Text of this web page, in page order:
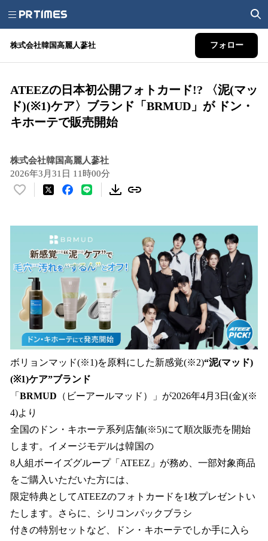
株式会社韓国高麗人蔘社 フォロー
ATEEZの日本初公開フォトカード!? 〈泥(マッ
ド)(※1)ケア〉ブランド「BRMUD」が ドン・
キホーテで販売開始
株式会社韓国高麗人蔘社
2026年3月31日 11時00分
い
を
読
み
込
み
中
で
す
ボリョンマッド(※1)を原料にした新感覚(※2)“泥(マッド)
(※1)ケア”ブランド
「 BRMUD （ビーアールマッド）」が2026年4月3日(金)(※
4)より
全国のドン・キホーテ系列店舗(※5)にて順次販売を開始
します。イメージモデルは韓国の
8人組ボーイズグループ「ATEEZ」が務め、一部対象商品
をご購入いただいた方には、
限定特典としてATEEZのフォトカードを1枚プレゼントい
たします。さらに、シリコンパックブラシ
付きの特別セットなど、ドン・キホーテでしか手に入ら